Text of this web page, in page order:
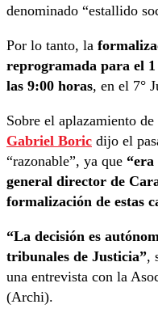
denominado “estallido
Por lo tanto, la
reprogramada para el
las 9:00 horas, en el 7°
Sobre el aplazamiento
Gabriel Boric dijo el
“razonable”, ya que
general director de
formalización de estas
“La decisión es
tribunales de Justicia”,
una entrevista con la
(Archi).